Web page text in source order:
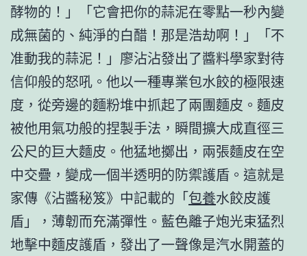
酵物的！」「它會把你的蒜泥在零點一秒內變
成無菌的、純淨的白醋！那是浩劫啊！」「不
准動我的蒜泥！」廖沾沾發出了醬料學家對待
信仰般的怒吼。他以一種專業包水餃的極限速
度，從旁邊的麵粉堆中抓起了兩團麵皮。麵皮
被他用氣功般的捏製手法，瞬間擴大成直徑三
公尺的巨大麵皮。他猛地擲出，兩張麵皮在空
中交疊，變成一個半透明的防禦護盾。這就是
家傳《沾醬秘笈》中記載的「包養水餃皮護
盾」，薄韌而充滿彈性。藍色離子炮光束猛烈
地擊中麵皮護盾，發出了一聲像是汽水開蓋的